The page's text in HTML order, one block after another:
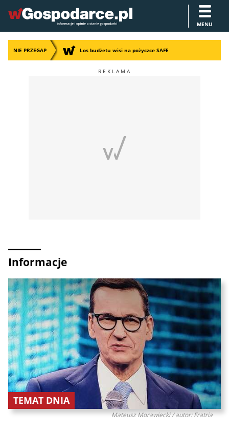
MENU
NIE PRZEGAP Los budżetu wisi na pożyczce SAFE
Informacje
Mateusz Morawiecki / autor: Fratria
TEMAT DNIA